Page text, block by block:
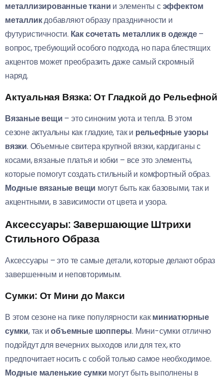
металлизированные ткани и элементы сэффектом
металликдобавляют образу праздничности и
футуристичности. Как сочетать металлик в одежде–
вопрос, требующий особого подхода, но пара блестящих
акцентов может преобразить даже самый скромный
наряд.
Актуальная Вязка: От Гладкой до Рельефной
Вязаные вещи – это синоним уюта и тепла. В этом
сезоне актуальны как гладкие, так и рельефные узоры
вязки. Объемные свитера крупной вязки, кардиганы с
косами, вязаные платья и юбки – все это элементы,
которые помогут создать стильный и комфортный образ.
Модные вязаные вещи могут быть как базовыми, так и
акцентными, в зависимости от цвета и узора.
Аксессуары: Завершающие Штрихи
Стильного Образа
Аксессуары – это те самые детали, которые делают образ
завершенным и неповторимым.
Сумки: От Мини до Макси
В этом сезоне на пике популярности какминиатюрные
сумки, так иобъемные шопперы. Мини-сумки отлично
подойдут для вечерних выходов или для тех, кто
предпочитает носить с собой только самое необходимое.
Модные маленькие сумки могут быть выполнены в